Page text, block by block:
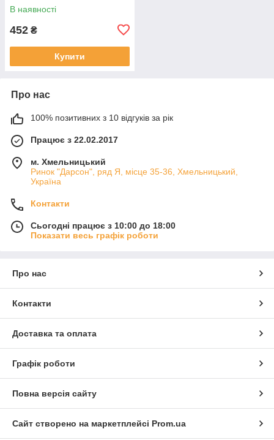
В наявності
452 ₴
Купити
Про нас
100% позитивних з 10 відгуків за рік
Працює з 22.02.2017
м. Хмельницький
Ринок "Дарсон", ряд Я, місце 35-36, Хмельницький,
Україна
Контакти
Сьогодні працює з 10:00 до 18:00
Показати весь графік роботи
Про нас
Контакти
Доставка та оплата
Графік роботи
Повна версія сайту
Сайт створено на маркетплейсі Prom.ua